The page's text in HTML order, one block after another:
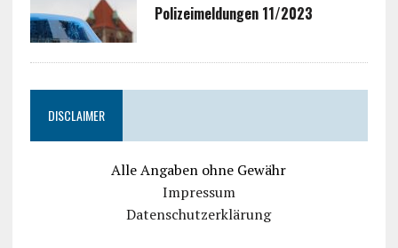
Polizeimeldungen 11/2023
DISCLAIMER
Alle Angaben ohne Gewähr
Impressum
Datenschutzerklärung